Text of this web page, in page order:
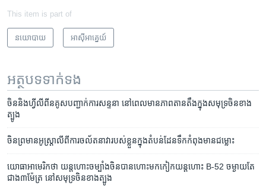
This item is part of
នយោបាយ អាស៊ី​អាគ្នេយ៍
អត្ថបទ​ទាក់ទង
ចិននិង​ហ្វីលីពីន​គូស​បញ្ជាក់​ការ​សន្ទនា នៅ​ពេល​មាន​ភាព​តានតឹង​ក្នុង​សមុទ្រ​ចិនខាង
ត្បូង
ចិន​ព្រមាន​អូស្ត្រាលី​​ពី​ការ​ចល័ត​នាវា​របស់​ខ្លួន​ក្នុង​តំបន់​​ដែន​ទឹក​កំពុង​មាន​ជម្លោះ
យោធា​អាមេរិក​ថា​ យន្តហោះ​ចម្បាំង​ចិន​បានហោះ​​មកកៀក​​​យន្តហោះ B-52​ ​ចម្ងាយ​តែ​
ជាង៣​​​ម៉ែត្រ​ នៅ​សមុទ្រ​ចិន​ខាង​ត្បូង